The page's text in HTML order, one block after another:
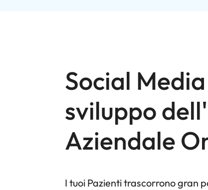
Social
sviluppo
Aziendale
I tuoi Pazienti trascorrono gran